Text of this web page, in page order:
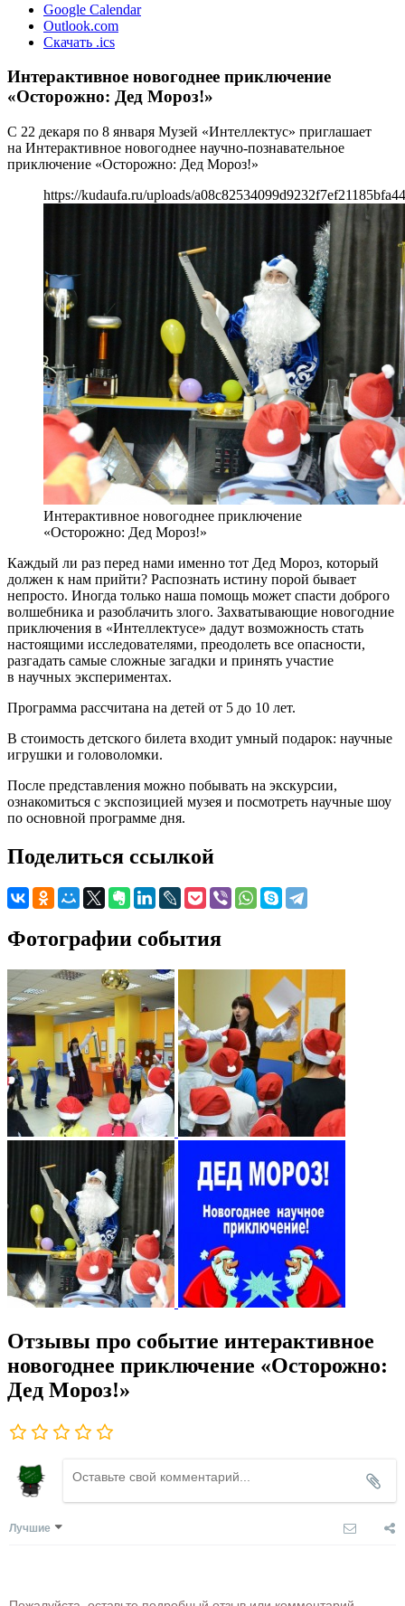
Google Calendar
Outlook.com
Скачать .ics
Интерактивное новогоднее приключение
«Осторожно: Дед Мороз!»
С 22 декаря по 8 января Музей «Интеллектус» приглашает
на Интерактивное новогоднее научно-познавательное
приключение «Осторожно: Дед Мороз!»
https://kudaufa.ru/uploads/
Интерактивное новогоднее приключение
«Осторожно: Дед Мороз!»
Каждый ли раз перед нами именно тот Дед Мороз, который
должен к нам прийти? Распознать истину порой бывает
непросто. Иногда только наша помощь может спасти доброго
волшебника и разоблачить злого. Захватывающие новогодние
приключения в «Интеллектусе» дадут возможность стать
настоящими исследователями, преодолеть все опасности,
разгадать самые сложные загадки и принять участие
в научных экспериментах.
Программа рассчитана на детей от 5 до 10 лет.
В стоимость детского билета входит умный подарок: научные
игрушки и головоломки.
После представления можно побывать на экскурсии,
ознакомиться с экспозицией музея и посмотреть научные шоу
по основной программе дня.
Поделиться ссылкой
Фотографии события
Отзывы про событие интерактивное
новогоднее приключение «Осторожно:
Дед Мороз!»
Лучшие